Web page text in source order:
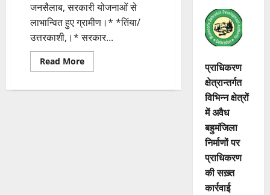
जनसैलाब, सरकारी योजनाओं से
लाभान्वित हुए ग्रामीण।* *तिंया/
उत्तरकाशी,।* सरकार...
Read MoreRead
more
प्राधिकरण
क्षेत्रान्तर्गत
विभिन्न क्षेत्रों
में अवैध
बहुमंजिला
निर्माणों पर
प्राधिकरण
की सख़्त
कार्रवाई